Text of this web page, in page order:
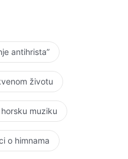
zlobu u tvoju
Mene umnožilo,
površna, već je
Ne moraš Me onda
kada bih mogao da se
naravi Božjoj nije
nisam rekao unapred.
osobom, to jest,
svima vama.
antihrista”
životu
muziku
o himnama